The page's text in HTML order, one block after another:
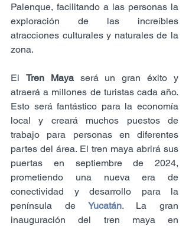
Palenque, facilitando a las personas la
exploración de las increíbles
atracciones culturales y naturales de la
zona.
El Tren Maya será un gran éxito y
atraerá a millones de turistas cada año.
Esto será fantástico para la economía
local y creará muchos puestos de
trabajo para personas en diferentes
partes del área. El tren maya abrirá sus
puertas en septiembre de 2024,
prometiendo una nueva era de
conectividad y desarrollo para la
península de Yucatán. La gran
inauguración del tren maya en